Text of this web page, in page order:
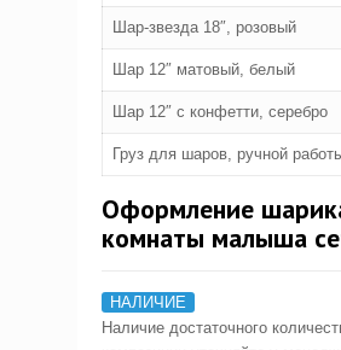
Шар-звезда 18″, розовый
Шар 12″ матовый, белый
Шар 12″ с конфетти, серебро
Груз для шаров, ручной
Оформление
комнаты малыша
НАЛИЧИЕ
Наличие достаточного